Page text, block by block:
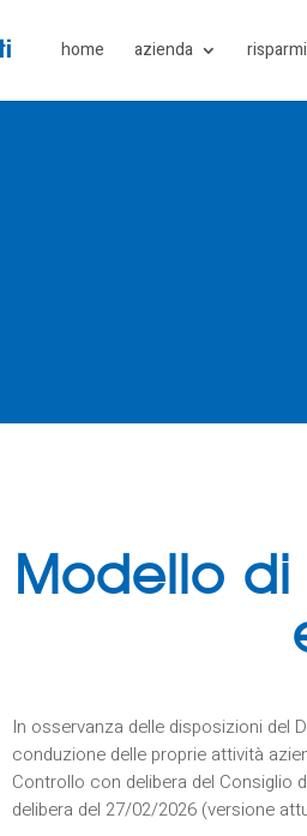
home azienda
Modello di
In osservanza delle disposizioni del
conduzione delle proprie attività
Controllo con delibera del
delibera del 27/02/2026 (versione